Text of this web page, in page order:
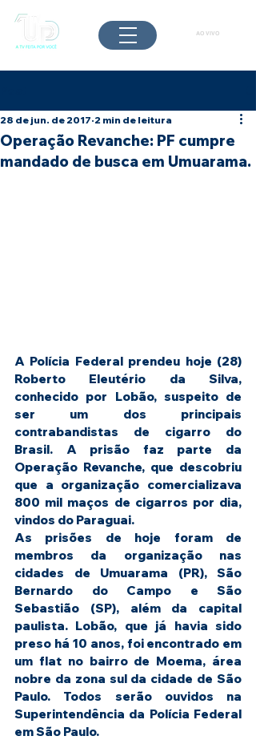
AO VIVO
Operação Revanche: PF cumpre
mandado de busca em Umuarama.
28 de jun. de 2017 2 min de leitura
A Polícia Federal prendeu hoje (28)
Roberto Eleutério da Silva,
conhecido por Lobão, suspeito de
ser um dos principais
contrabandistas de cigarro do
Brasil. A prisão faz parte da
Operação Revanche, que descobriu
que a organização comercializava
800 mil maços de cigarros por dia,
vindos do Paraguai.
As prisões de hoje foram de
membros da organização nas
cidades de Umuarama (PR), São
Bernardo do Campo e São
Sebastião (SP), além da capital
paulista. Lobão, que já havia sido
preso há 10 anos, foi encontrado em
um flat no bairro de Moema, área
nobre da zona sul da cidade de São
Paulo. Todos serão ouvidos na
Superintendência da Polícia Federal
em São Paulo.